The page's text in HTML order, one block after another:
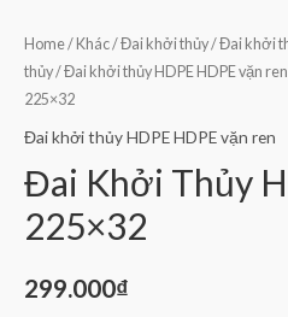
Home/ Khác/Đai khởi thủy/Đai khởi
thủy/Đai khởi thủy HDPE HDPE vặn ren
225×32
Đai khởi thủy HDPE HDPE vặn ren
Đai Khởi Thủy
225×32
299.000₫